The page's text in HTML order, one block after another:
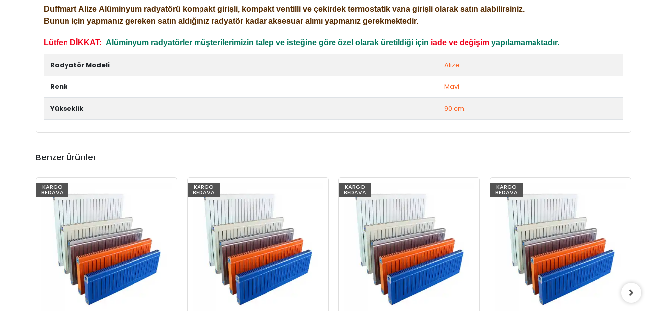
Duffmart Alize Alüminyum radyatörü kompakt girişli, kompakt ventilli ve çekirdek termostatik vana girişli olarak satın alabilirsiniz.
Bunun için yapmanız gereken satın aldığınız radyatör kadar aksesuar alımı yapmanız gerekmektedir.
Lütfen DİKKAT: Alüminyum radyatörler müşterilerimizin talep ve isteğine göre özel olarak üretildiği için iade ve değişim yapılamamaktadır.
Radyatör Modeli Alize
Renk Mavi
Yükseklik 90 cm.
Benzer Ürünler
KARGO
BEDAVA
KARGO
BEDAVA
KARGO
BEDAVA
KARGO
BEDAVA